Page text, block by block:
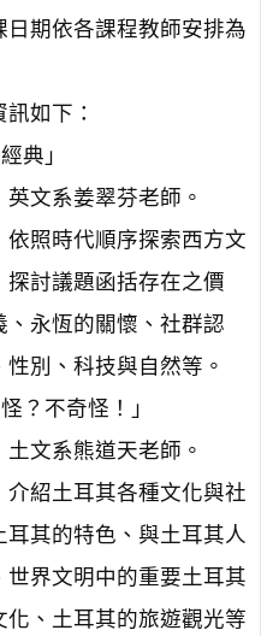
日期依各課程教師安排為
如下：
典」
英文系姜翠芬老師。
依照時代順序探索西方文
探討議題函括存在之價
、永恆的關懷、社群認
別、科技與自然等。
？不奇怪！」
土文系熊道天老師。
介紹土耳其各種文化與社
耳其的特色、與土耳其人
世界文明中的重要土耳其
化、土耳其的旅遊觀光等